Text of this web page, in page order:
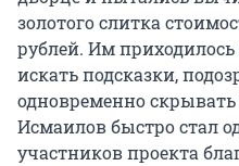
золотого слитка
рублей. Им
искать подсказки,
одновременно
Исмаилов быстро стал
участников проекта